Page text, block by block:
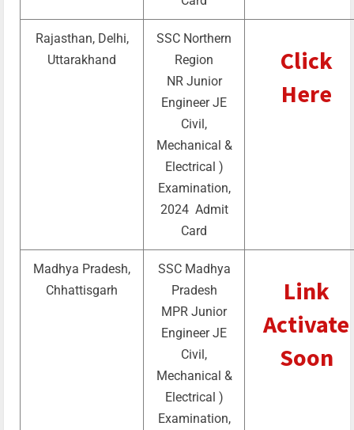
Rajasthan, Delhi,
Uttarakhand
SSC Northern
Region
NR Junior
Engineer JE
Civil,
Mechanical &
Electrical )
Examination,
2024 Admit
Card
Click
Here
Madhya Pradesh,
Chhattisgarh
SSC Madhya
Pradesh
MPR Junior
Engineer JE
Civil,
Mechanical &
Electrical )
Examination,
Link
Activate
Soon